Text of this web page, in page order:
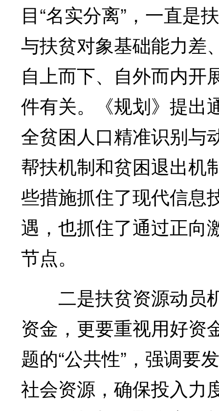
目“名实分离”，一直是
与扶贫对象基础能力差
自上而下、自外而内开
件有关。《规划》提出
全贫困人口精准识别与
帮扶机制和贫困退出机
些措施抓住了现代信息
遇，也抓住了通过正向
节点。
二是扶贫资源动员
资金，更要重视用好资
题的“公共性”，强调要
社会资源，确保投入力